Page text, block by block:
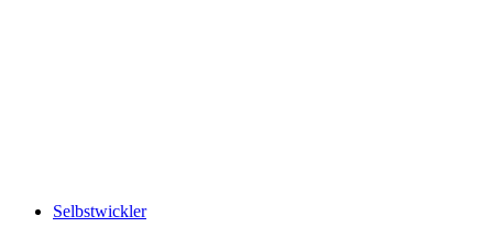
Selbstwickler